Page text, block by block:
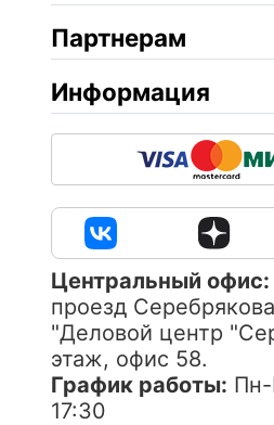
Партнерам
Информация
Центральный офис:
проезд
"Деловой центр
этаж, офис 58.
График работы:
17:30